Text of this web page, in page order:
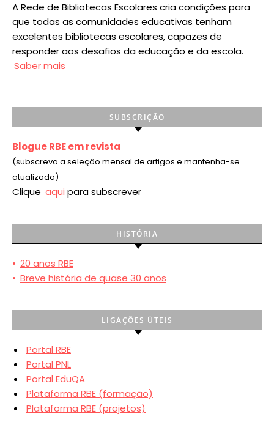
A Rede de Bibliotecas Escolares cria condições para
que todas as comunidades educativas tenham
excelentes bibliotecas escolares, capazes de
responder aos desafios da educação e da escola.
Saber mais
SUBSCRIÇÃO
Blogue RBE em revista
(subscreva a seleção mensal de artigos e mantenha-se
atualizado)
Clique aqui para subscrever
HISTÓRIA
• 20 anos RBE
• Breve história de quase 30 anos
LIGAÇÕES ÚTEIS
Portal RBE
Portal PNL
Portal EduQA
Plataforma RBE (formação)
Plataforma RBE (projetos)